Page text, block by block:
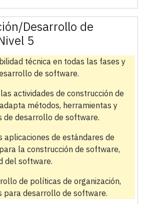
Desarrollo de
5
técnica en todas las fases y
de software.
actividades de construcción de
métodos, herramientas y
de desarrollo de software.
aplicaciones de estándares de
la construcción de software,
del software.
de políticas de organización,
para desarrollo de software.